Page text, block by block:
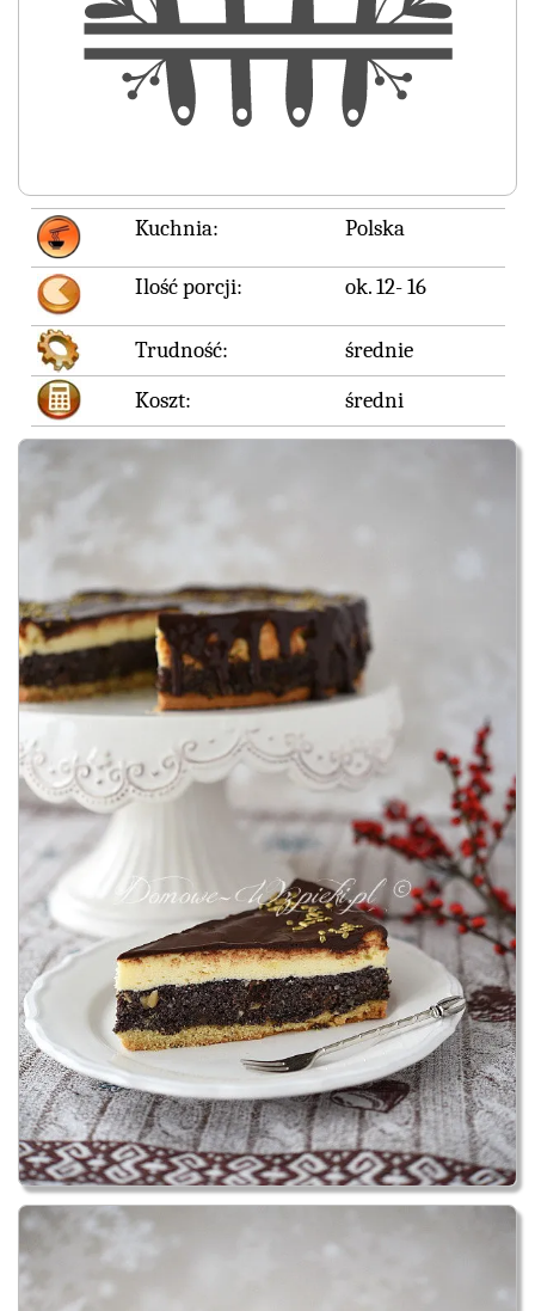
Kuchnia: Polska
Ilość porcji: ok. 12- 16
Trudność:
średnie
Koszt:
średni